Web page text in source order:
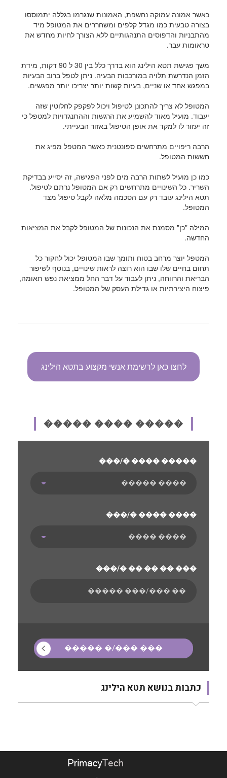
כאשר אמונה עמוקה נחשפת, האמונות שנגרמו בגללה יתמוססו
בצורה טבעית כמו מגדל קלפים ומשחררים את המטופל מיד
מהתבניות והדפוסים התנהגותיים ללא הצורך לחיות מחדש את
טראומות עבר.
משך פגישת תטא הילינג הוא בדרך כלל בין 30 ל 90 דקות, מידת
הזמן הנדרשת תלויה במורכבות הבעיה. ניתן לטפל ברוב הבעיות
במפגש אחד או שניים, בעיות קשות יותר יצריכו יותר מפגשים.
המטופל לא צריך להתכונן לטיפול ויכול לפקפק לחלוטין שזה
יעבוד. מועיל מאוד להשמיע את הרגשות וההתנגדויות למטפל כי
זה יעזור לו למקד את אופן הטיפול באזור הבעייתי.
הרבה ריפויים מתרחשים ספונטנית כאשר המטפל מפיג את
חששות המטופל.
כמו כן מועיל לשתות הרבה מים לפני הפגישה, זה יסייע בבדיקת
השריר. כל השינויים מתרחשים רק אם המטופל נרתם לטיפול.
תטא הילינג עובד רק עם הסכמה מלאה לקבל טיפול מצד
המטופל.
המילה "כן" מסמנת את הנכונות של המטופל לקבל את המציאות
החדשה.
המטפל יוצר מרחב בטוח ותומך שבו המטופל יכול לחקור כל
תחום בחיים שלו שבו הוא רוצה לראות שינויים, בנוסף לשיפור
הבריאת והרווחה, ניתן לעבוד על דבר החל ממציאת נפש תאומה,
פיצוח היצירתיות או גדילת העסק של המטופל.
לחצו כאן לרשימת אנשי מקצוע בתטא הילינג
����� ���� �����
���/� ���� �����
���/� ���� ����
���/� �� �� �� ���
כתבות בנושא תטא הילינג